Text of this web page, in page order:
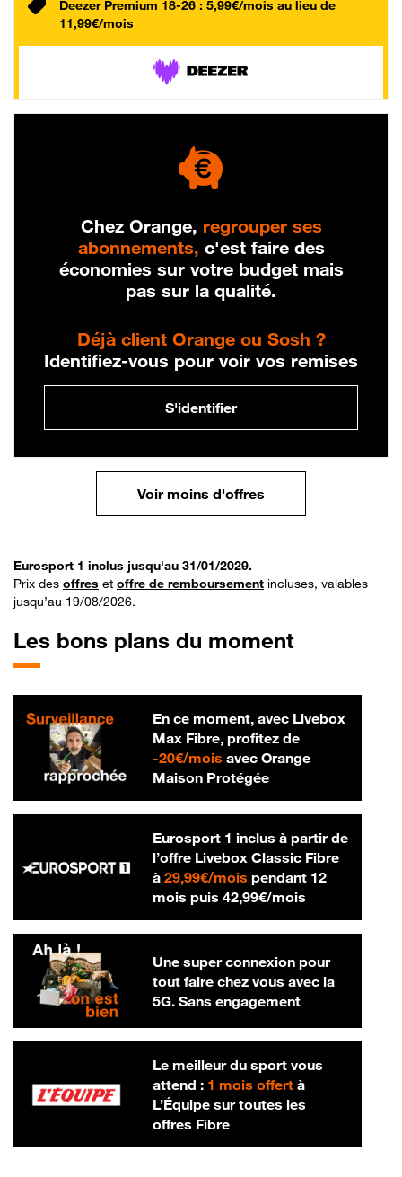
Deezer Premium 18-26 : 5,99€/mois au lieu de
11,99€/mois
Chez Orange, regrouper ses
abonnements, c'est faire des
économies sur votre budget mais
pas sur la qualité.
Déjà client Orange ou Sosh ?
Identifiez-vous pour voir vos remises
S'identifier
Voir moins d'offres
Eurosport 1 inclus jusqu'au 31/01/2029.
Prix des offres et offre de remboursement incluses, valables
jusqu’au 19/08/2026.
Les bons plans du moment
En ce moment, avec Livebox
Max Fibre, profitez de
-20€/mois20 € par mois
avec Orange
Maison Protégée
Eurosport 1 inclus à partir de
l’offre Livebox Classic Fibre
à 29,99€/mois29,99 € par mois
pendant 12
mois puis 42,99€/mois42,99 € par
Une super connexion pour
tout faire chez vous avec la
5G. Sans engagement
Le meilleur du sport vous
attend : 1 mois offertà
L’Équipe sur toutes les
offres Fibre